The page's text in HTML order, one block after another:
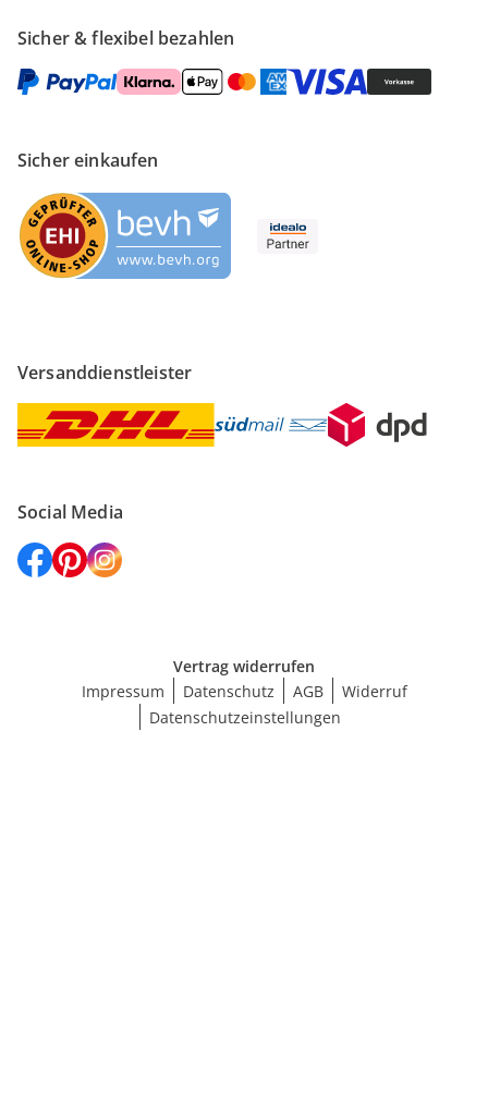
Sicher & flexibel bezahlen
Sicher einkaufen
Versanddienstleister
Social Media
Vertrag widerrufen
Impressum
Datenschutz AGB
Widerruf
Datenschutzeinstellungen